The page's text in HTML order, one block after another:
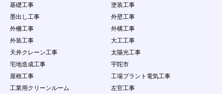
た場合の損害、責任について一切を免責するもの
とし、自らの責任を持って紛争に対処するものと
４．会員は、問合せ量が少ないことを理由として事務
局に対して、何らの請求権を有しないこととしま
す。
５．会員は、本条で定める行為において当社に損害を
を請求できる権利を有することを認めます。
第12条 禁止事項
基礎工事
塗装工事
墨出し工事
外壁工事
外柵工事
外構工事
外装工事
大工工事
天井クレーン工事
太陽光工事
宅地造成工事
宇陀市
屋根工事
工場プラント電気工事
工業用クリーンルーム
左官工事